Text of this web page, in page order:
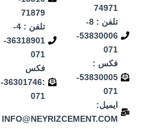
74971
تلفن ‌: 8-
53830006-
071
فکس :
53830005-
071
ایمیل:
INFO@NEYRIZCEMENT.COM
71879
تلفن : 4-
36318901-
071
فکس
:36301746-
071